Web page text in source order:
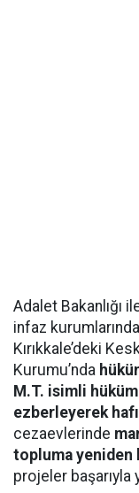
Adalet Bakanlığı
infaz
Kırıkkale’deki
Kurumu’nda
M.T. isimli
ezberleyerek
cezaevlerinde
topluma yeniden
projeler başarıyla